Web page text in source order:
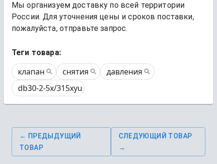
Мы организуем доставку по всей территории
России. Для уточнения цены и сроков поставки,
пожалуйста, отправьте запрос.
Теги товара:
клапан снятия
давления
db30-2-5x/315xyu
← ПРЕДЫДУЩИЙ
ТОВАР
СЛЕДУЮЩИЙ ТОВАР
→